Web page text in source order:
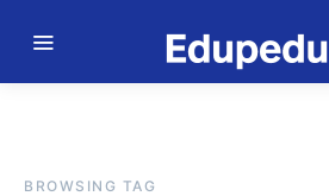
BROWSING TAG